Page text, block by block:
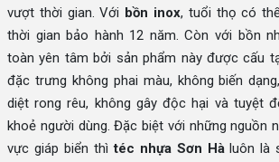
vượt thời gian. Với bồn inox, tuổi thọ có
thời gian bảo hành 12 năm. Còn với bồn
toàn yên tâm bởi sản phẩm này được cấu
đặc trưng không phai màu, không biến
diệt rong rêu, không gây độc hại và tuyệt
khoẻ người dùng. Đặc biệt với những nguồn
vực giáp biển thìtéc nhựa Sơn Hàluôn là